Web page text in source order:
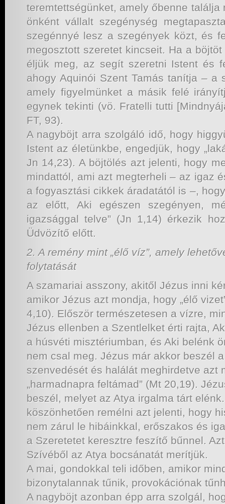
teremtettségünket, amely őbenne találja
önként vállalt szegénység
szegénnyé lesz a szegények közt, és
megosztott szeretet kincseit. Ha a
éljük meg, az segít szeretni Istent és
ahogy Aquinói Szent Tamás tanítja – a
amely figyelmünket a másik felé
egynek tekinti (vö. Fratelli tutti
FT, 93).
A nagyböjt arra szolgáló idő, hogy
Istent az életünkbe, engedjük, hogy
Jn 14,23). A böjtölés azt jelenti, hogy
mindattól, ami azt megterheli – az igaz
a fogyasztási cikkek áradatától is –,
az előtt, Aki egészen szegényen,
igazsággal telve” (Jn 1,14) érkezik
Üdvözítő előtt.
2. A remény mint „élő víz”, amely
folytatását
A szamariai asszony, akitől Jézus inni
amikor Jézus azt mondja, hogy „élő
4,10). Először természetesen a vízre,
Jézus ellenben a Szentlelket érti rajta,
a húsvéti misztériumban, és Aki belénk
nem csal meg. Jézus már akkor beszél
szenvedését és halálát meghirdetve azt
„harmadnapra feltámad” (Mt 20,19).
beszél, melyet az Atya irgalma tárt
köszönhetően remélni azt jelenti, hogy
nem zárul le hibáinkkal, erőszakos és
a Szeretetet keresztre feszítő bűnnel.
Szívéből az Atya bocsánatát merítjük.
A mai, gondokkal teli időben, amikor
bizonytalannak tűnik, provokációnak
A nagyböjt azonban épp arra szolgál,